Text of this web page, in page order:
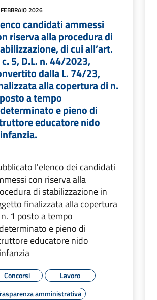
2026
candidati ammessi
riserva alla procedura di
di cui all’art.
5, D.L. n. 44/2023,
dalla L. 74/23,
alla copertura di n.
a tempo
e pieno di
educatore nido
l'elenco dei candidati
con riserva alla
di stabilizzazione in
finalizzata alla copertura
1 posto a tempo
e pieno di
educatore nido
Concorsi
Lavoro
amministrativa